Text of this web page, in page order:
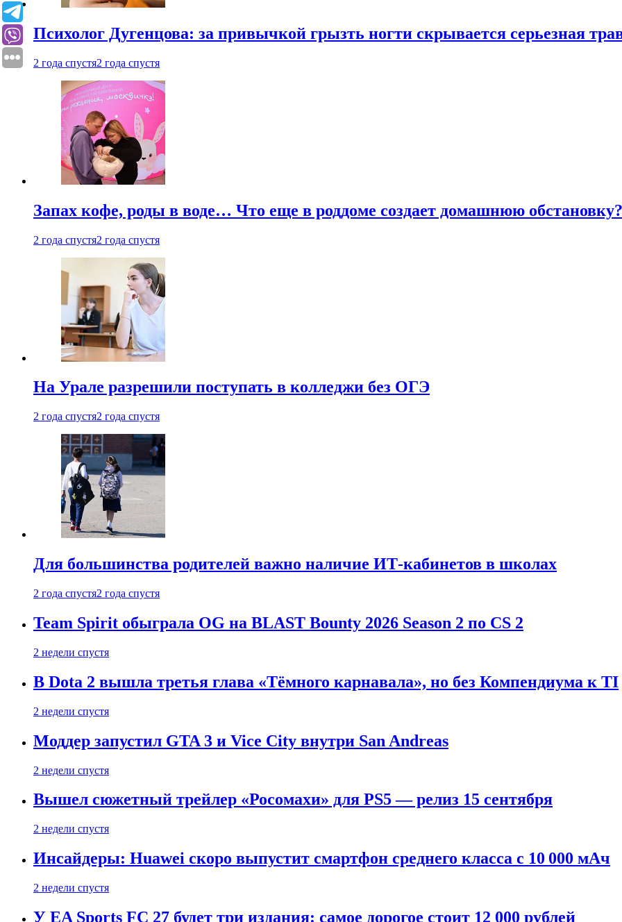
Психолог Дугенцова: за привычкой грызть ногти скрывается серьезная
2 года спустя2 года спустя
Запах кофе, роды в воде… Что еще в роддоме создает домашнюю обстановку?
2 года спустя2 года спустя
На Урале разрешили поступать в колледжи без ОГЭ
2 года спустя2 года спустя
Для большинства родителей важно наличие ИТ-кабинетов в школах
2 года спустя2 года спустя
Team Spirit обыграла OG на BLAST Bounty 2026 Season 2 по CS 2
2 недели спустя
В Dota 2 вышла третья глава «Тёмного карнавала», но без Компендиума к TI
2 недели спустя
Моддер запустил GTA 3 и Vice City внутри San Andreas
2 недели спустя
Вышел сюжетный трейлер «Росомахи» для PS5 — релиз 15 сентября
2 недели спустя
Инсайдеры: Huawei скоро выпустит смартфон среднего класса с 10 000 мАч
2 недели спустя
У EA Sports FC 27 будет три издания: самое дорогое стоит 12 000 рублей